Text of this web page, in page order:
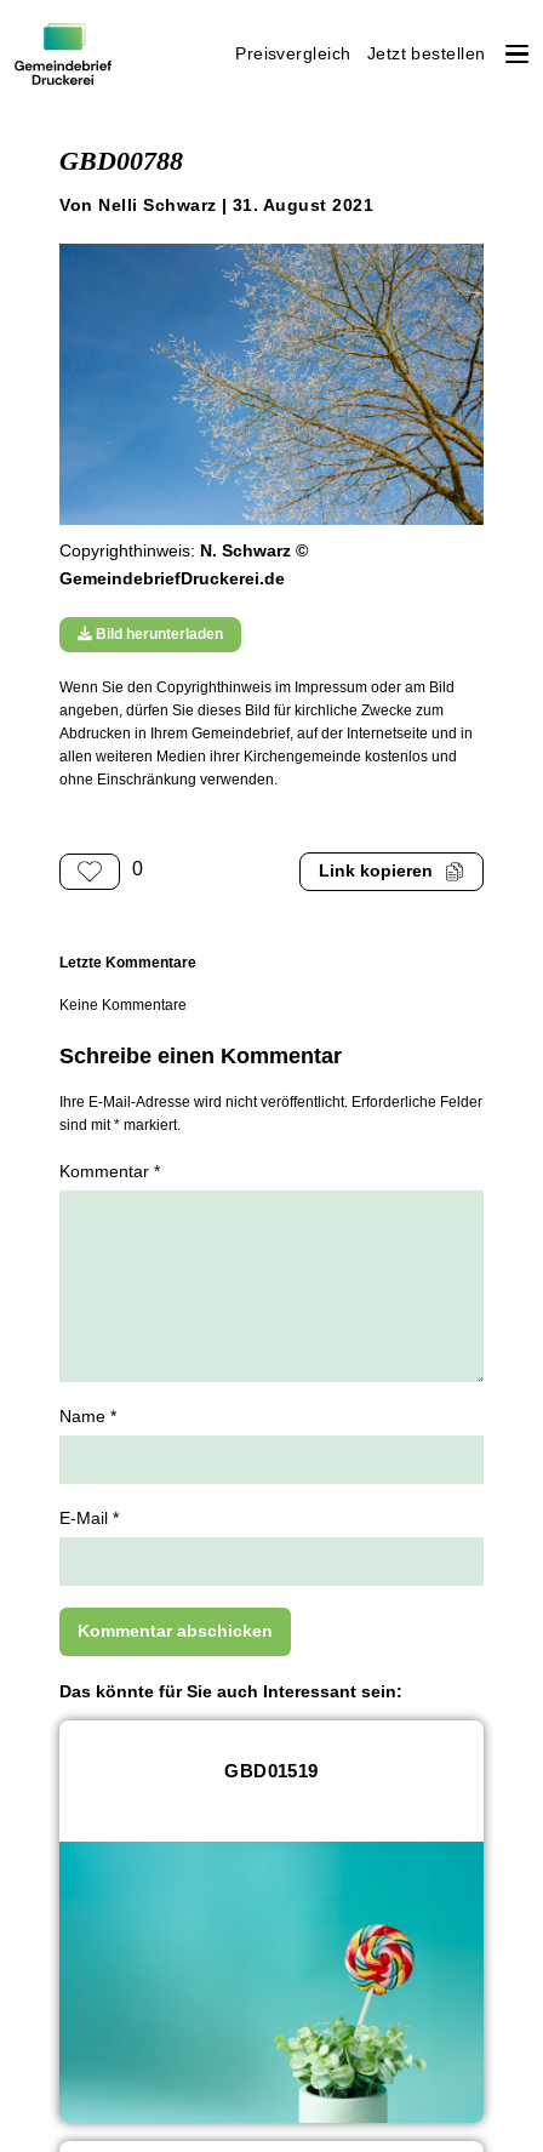
Preisvergleich Jetzt bestellen
GBD00788
Von Nelli Schwarz | 31. August 2021
Copyrighthinweis: N. Schwarz ©
GemeindebriefDruckerei.de
Bild herunterladen
Wenn Sie den Copyrighthinweis im Impressum oder am Bild
angeben, dürfen Sie dieses Bild für kirchliche Zwecke zum
Abdrucken in Ihrem Gemeindebrief, auf der Internetseite und in
allen weiteren Medien ihrer Kirchengemeinde kostenlos und
ohne Einschränkung verwenden.
0 Link kopieren
Letzte Kommentare
Keine Kommentare
Schreibe einen Kommentar
Ihre E-Mail-Adresse wird nicht veröffentlicht. Erforderliche Felder
sind mit * markiert.
Kommentar *
Name *
E-Mail *
Das könnte für Sie auch Interessant sein:
GBD01519